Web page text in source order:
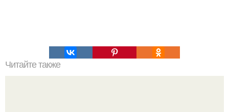
Читайте также